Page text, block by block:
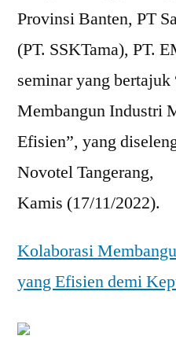
Provinsi Banten, PT
(PT. SSKTama), PT.
seminar yang bertajuk
Membangun Industri
Efisien”, yang
Novotel Tangerang,
Kamis (17/11/2022).
Kolaborasi
yang Efisien demi